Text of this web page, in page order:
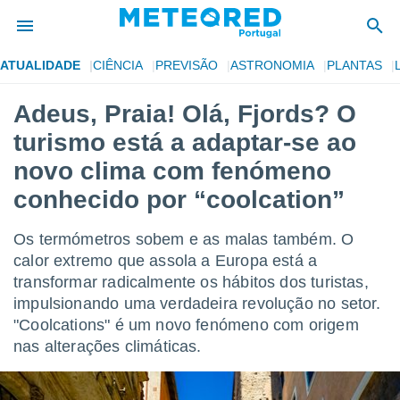
da
foi
para
as
fornecidas
a este
das
e
forma
digital
ATUALIDADE CIÊNCIA PREVISÃO ASTRONOMIA PLANTAS
Adeus, Praia! Olá, Fjords? O
turismo está a adaptar-se ao
novo clima com fenómeno
conhecido por “coolcation”
Os termómetros sobem e as malas também. O
calor extremo que assola a Europa está a
transformar radicalmente os hábitos dos turistas,
impulsionando uma verdadeira revolução no setor.
"Coolcations" é um novo fenómeno com origem
nas alterações climáticas.